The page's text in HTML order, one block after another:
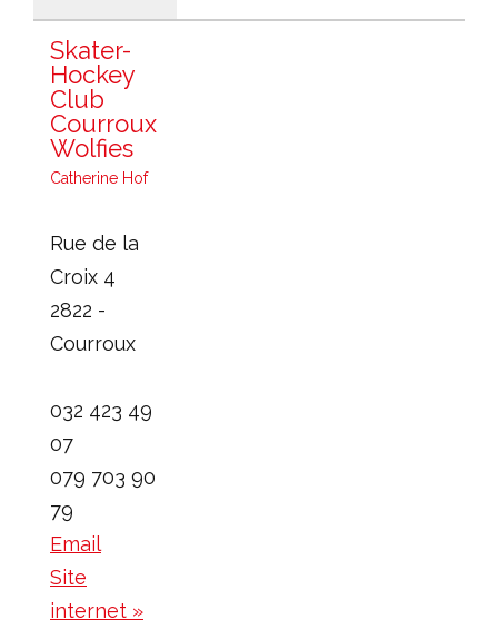
Skater-
Hockey
Club
Courroux
Wolfies
Catherine Hof
Rue de la
Croix 4
2822 -
Courroux
032 423 49
07
079 703 90
79
Email
Site
internet »